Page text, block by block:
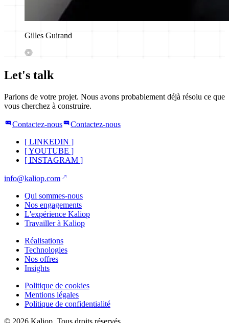
Gilles Guirand
Let's talk
Parlons de votre projet. Nous avons probablement déjà résolu ce que
vous cherchez à construire.
Contactez-nous
Contactez-nous
[ LINKEDIN ]
[YOUTUBE ]
[ INSTAGRAM ]
info@kaliop.com
Qui sommes-nous
Nos engagements
L'expérience Kaliop
Travailler à Kaliop
Réalisations
Technologies
Nos offres
Insights
Politique de cookies
Mentions légales
Politique de confidentialité